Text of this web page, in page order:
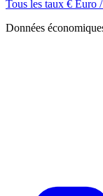
Tous les taux € Euro
Données